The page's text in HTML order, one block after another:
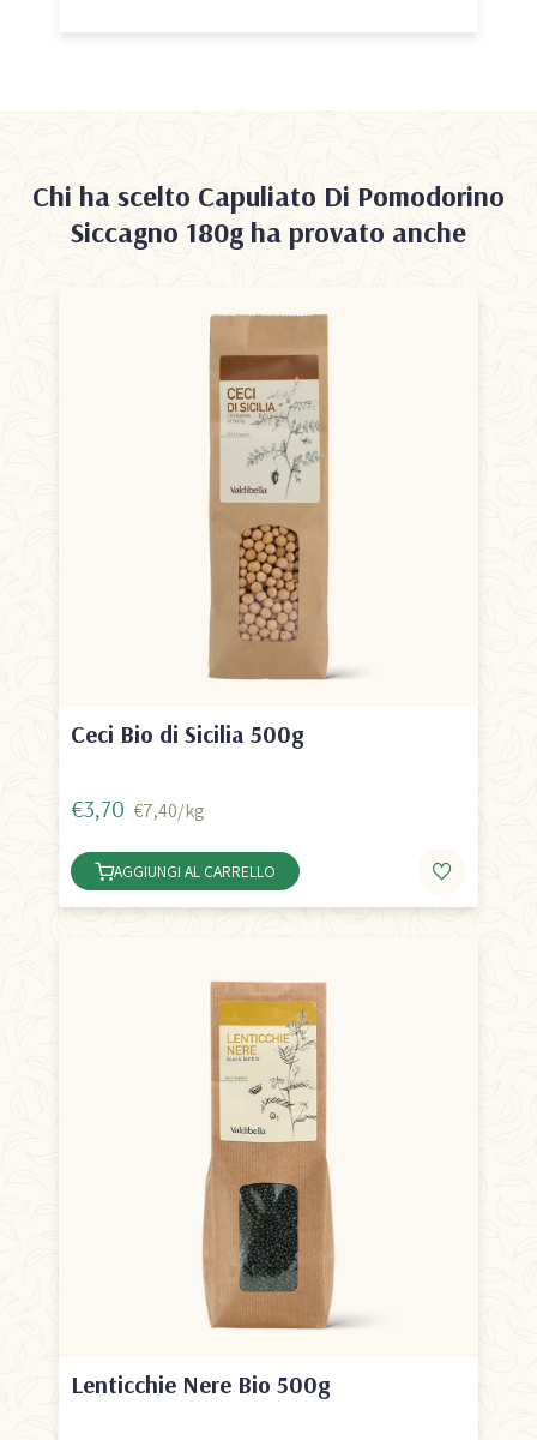
Chi ha scelto Capuliato Di Pomodorino
Siccagno 180g ha provato anche
Ceci Bio di Sicilia 500g
€3,70 €7,40/kg
AGGIUNGI AL CARRELLO
Lenticchie Nere Bio 500g